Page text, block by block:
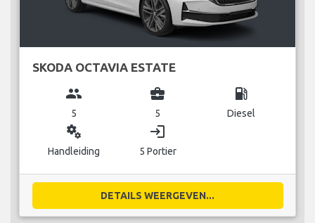
SKODA OCTAVIA ESTATE
group
5
business_center
5
local_gas_station
Diesel
miscellaneous_services
Handleiding
login
5 Portier
DETAILS WEERGEVEN...